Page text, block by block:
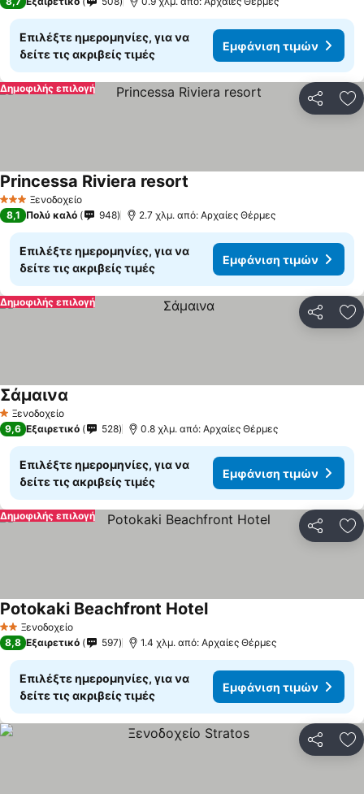
Επιλέξτε ημερομηνίες, για να
δείτε τις ακριβείς τιμές
Εμφάνιση τιμών
Δημοφιλής επιλογή
3 ΑστέριαΞενοδοχείο
Princessa Riviera resort
8,1 Πολύ καλό 948 2.7 χλμ. από: Αρχαίες Θέρμες
Επιλέξτε ημερομηνίες, για να
δείτε τις ακριβείς τιμές
Εμφάνιση τιμών
Δημοφιλής επιλογή
1 Αστέρια
Ξενοδοχείο
Σάμαινα
9,6 Εξαιρετικό 528 0.8 χλμ. από: Αρχαίες Θέρμες
Επιλέξτε ημερομηνίες, για να
δείτε τις ακριβείς τιμές
Εμφάνιση τιμών
Δημοφιλής επιλογή
2 ΑστέριαΞενοδοχείο
Potokaki Beachfront Hotel
8,8 Εξαιρετικό 597 1.4 χλμ. από: Αρχαίες Θέρμες
Επιλέξτε ημερομηνίες, για να
δείτε τις ακριβείς τιμές
Εμφάνιση τιμών